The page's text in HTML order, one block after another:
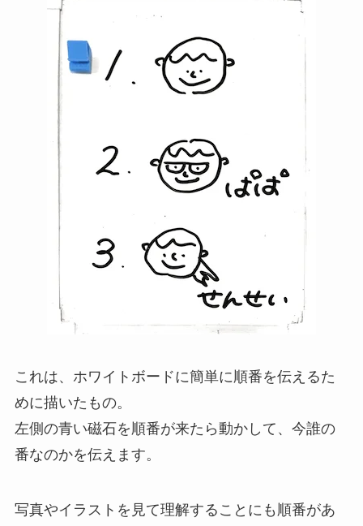
これは、ホワイトボードに簡単に順番を伝えるた
めに描いたもの。
左側の青い磁石を順番が来たら動かして、今誰の
番なのかを伝えます。
写真やイラストを見て理解することにも順番があ